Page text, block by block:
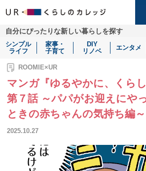
自分にぴったりな新しい暮らしを探す
シンプル
ライフ
家事・
子育て
DIY
リノベ
エンタメ
ROOMIE×UR
マンガ『ゆるやかに、くら
第７話 ～パパがお迎えにや
ときの赤ちゃんの気持ち編～
2025.10.27